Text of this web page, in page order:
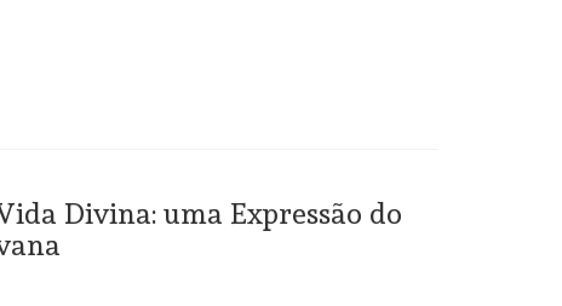
Divina: uma Expressão do